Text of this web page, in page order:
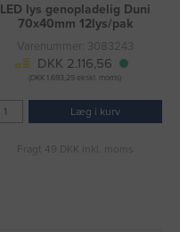
LED lys genopladelig Duni
70x40mm 12lys/pak
Varenummer: 3083243
DKK 2.116,56
(DKK 1.693,25 ekskl. moms)
Læg i kurv
Fragt 49 DKK inkl. moms